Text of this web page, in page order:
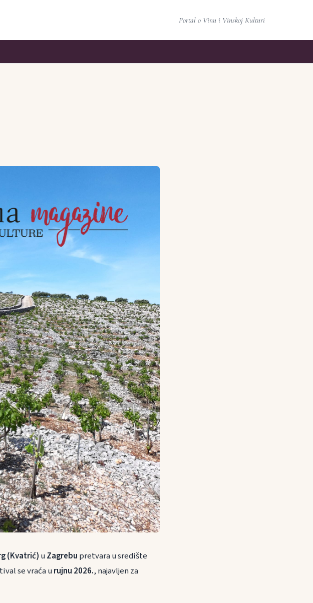
Portal o Vinu i Vinskoj Kulturi
(Kvatrić) uZagrebu pretvara u središte
se vraća urujnu 2026., najavljen za